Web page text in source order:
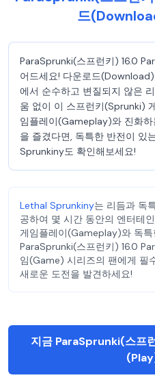
드
ParaSprunki(스프런키) 16.0
어드세요! 다운로드
에서 순수하고 변질되지 않은
움 없이 이 스프런키(Sprunki)
임플레이(Gameplay)와 진화
을 즐겼다면, 독특한 반전이 있
Sprunkiny도 확인해보세요!
Lethal Sprunkiny는 리듬과 독
공하여 몇 시간 동안의 엔터테
게임플레이(Gameplay)와 독특
ParaSprunki(스프런키) 16.0
임(Game) 시리즈의 팬에게 필
새로운 도전을 발견하세요!
지금 ParaSprunki(스프